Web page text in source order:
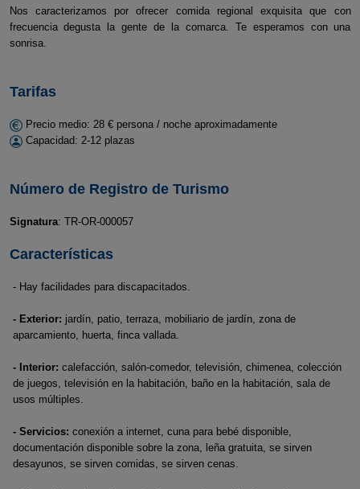
Nos caracterizamos por ofrecer comida regional exquisita que con
frecuencia degusta la gente de la comarca. Te esperamos con una
sonrisa.
Tarifas
Precio medio: 28 € persona / noche aproximadamente
Capacidad: 2-12 plazas
Número de Registro de Turismo
Signatura: TR-OR-000057
Características
- Hay facilidades para discapacitados.
- Exterior: jardín, patio, terraza, mobiliario de jardín, zona de
aparcamiento, huerta, finca vallada.
- Interior: calefacción, salón-comedor, televisión, chimenea, colección
de juegos, televisión en la habitación, baño en la habitación, sala de
usos múltiples.
- Servicios: conexión a internet, cuna para bebé disponible,
documentación disponible sobre la zona, leña gratuita, se sirven
desayunos, se sirven comidas, se sirven cenas.